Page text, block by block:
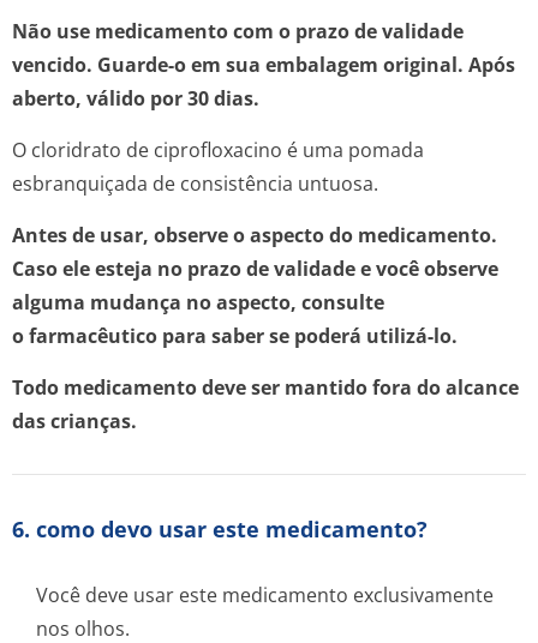
Não use medicamento com o prazo de validade
vencido. Guarde-o em sua embalagem original. Após
aberto, válido por 30 dias.
O cloridrato de ciprofloxacino é uma pomada
esbranquiçada de consistência untuosa.
Antes de usar, observe o aspecto do medicamento.
Caso ele esteja no prazo de validade e você observe
alguma mudança no aspecto, consulte
o farmacêutico para saber se poderá utilizá-lo.
Todo medicamento deve ser mantido fora do alcance
das crianças.
6. como devo usar este medicamento?
Você deve usar este medicamento exclusivamente
nos olhos.